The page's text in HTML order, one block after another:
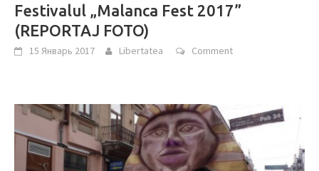
Festivalul „Malanca Fest 2017”
(REPORTAJ FOTO)
15 Январь 2017 Libertatea Comment